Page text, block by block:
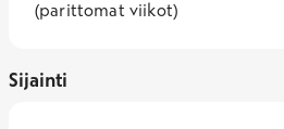
(parittomat viikot)
Sijainti